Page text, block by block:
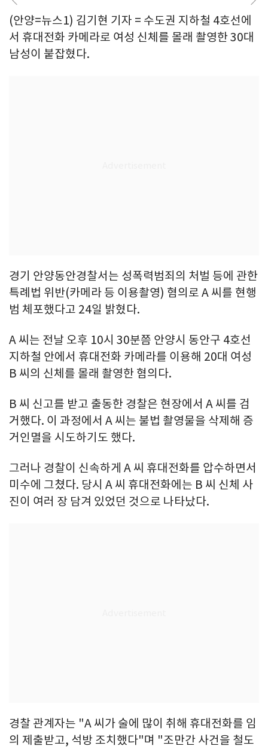
(안양=뉴스1) 김기현 기자 = 수도권 지하철 4호선에
서 휴대전화 카메라로 여성 신체를 몰래 촬영한 30대
남성이 붙잡혔다.
경기 안양동안경찰서는 성폭력범죄의 처벌 등에 관한
특례법 위반(카메라 등 이용촬영) 혐의로 A 씨를 현행
범 체포했다고 24일 밝혔다.
A 씨는 전날 오후 10시 30분쯤 안양시 동안구 4호선
지하철 안에서 휴대전화 카메라를 이용해 20대 여성
B 씨의 신체를 몰래 촬영한 혐의다.
B 씨 신고를 받고 출동한 경찰은 현장에서 A 씨를 검
거했다. 이 과정에서 A 씨는 불법 촬영물을 삭제해 증
거인멸을 시도하기도 했다.
그러나 경찰이 신속하게 A 씨 휴대전화를 압수하면서
미수에 그쳤다. 당시 A 씨 휴대전화에는 B 씨 신체 사
진이 여러 장 담겨 있었던 것으로 나타났다.
경찰 관계자는 "A 씨가 술에 많이 취해 휴대전화를 임
의 제출받고, 석방 조치했다"며 "조만간 사건을 철도